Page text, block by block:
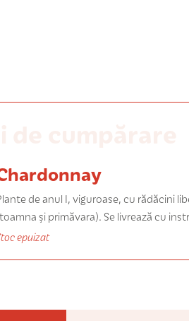
de anul I, viguroase, cu rădăcini
și primăvara). Se livrează cu
epuizat